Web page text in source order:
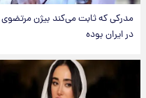
مدرکی که ثابت می‌کند بیژن مرتضوی
در ایران بوده